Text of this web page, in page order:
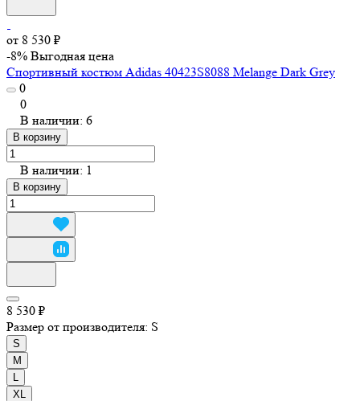
от 8 530 ₽
-8% Выгодная цена
Спортивный костюм Adidas 40423S8088 Melange Dark Grey
0
0
В наличии: 6
В корзину
В наличии: 1
В корзину
8 530 ₽
Размер от производителя: S
S
M
XL